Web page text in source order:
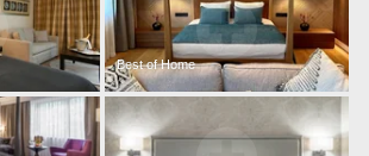
Best of Home